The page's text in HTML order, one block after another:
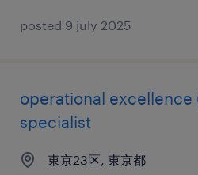
posted 9 july 2025
operational excellence
specialist
東京23区, 東京都